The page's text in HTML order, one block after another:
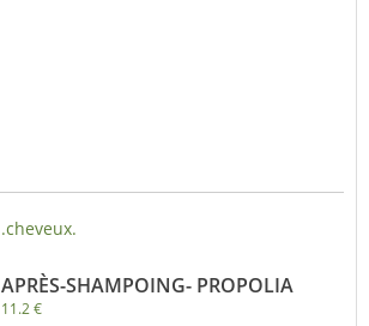
.cheveux.
APRÈS-SHAMPOING- PROPOLIA
11.2 €